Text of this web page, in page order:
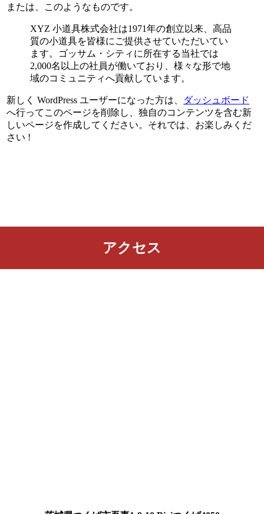
または、このようなものです。
XYZ 小道具株式会社は1971年の創立以来、高品
質の小道具を皆様にご提供させていただいてい
ます。ゴッサム・シティに所在する当社では
2,000名以上の社員が働いており、様々な形で地
域のコミュニティへ貢献しています。
新しく WordPress ユーザーになった方は、
ダッシュボード
へ行ってこのページを削除し、独自のコンテンツを含む新
しいページを作成してください。それでは、お楽しみくだ
さい !
アクセス